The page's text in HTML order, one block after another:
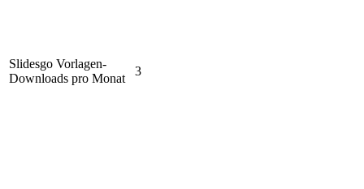
Slidesgo Vorlagen-
Downloads pro Monat
3